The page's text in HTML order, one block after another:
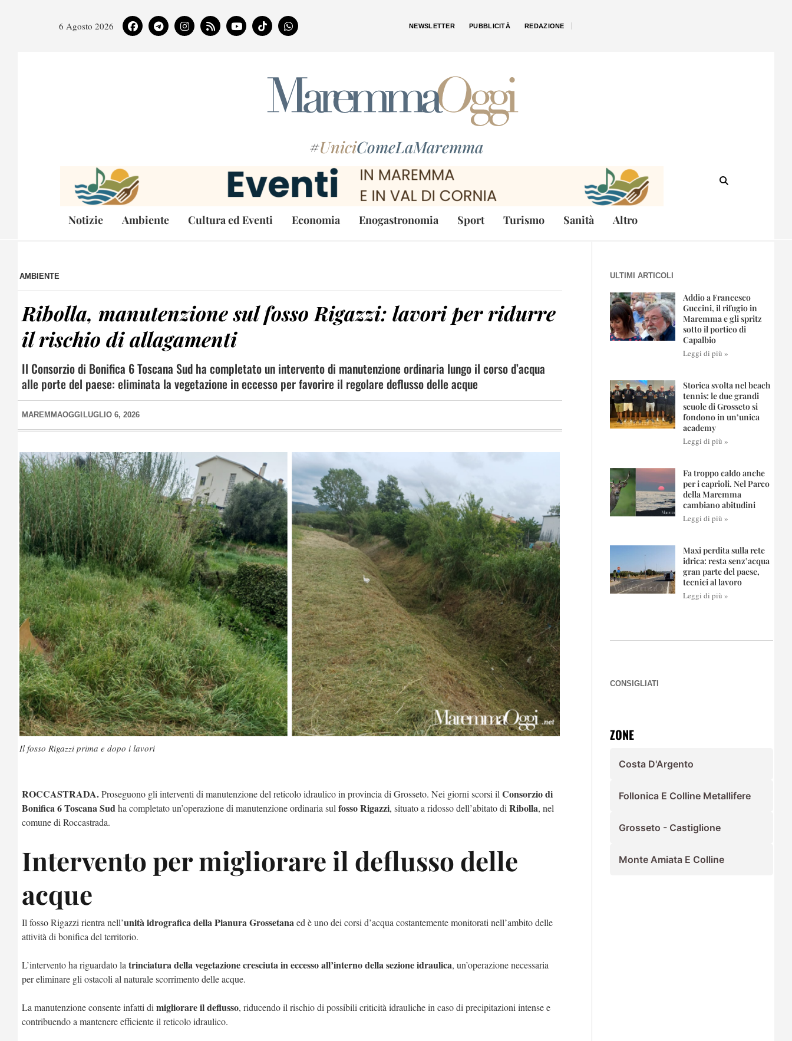
6 Agosto 2026 NEWSLETTER PUBBLICITÀ REDAZIONE
#UniciComeLaMaremma
Notizie Ambiente Cultura ed Eventi Economia Enogastronomia Sport Turismo Sanità Altro
AMBIENTE
Ribolla, manutenzione sul fosso Rigazzi: lavori per ridurre
il rischio di allagamenti
Il Consorzio di Bonifica 6 Toscana Sud ha completato un intervento di manutenzione ordinaria lungo il corso d’acqua
alle porte del paese: eliminata la vegetazione in eccesso per favorire il regolare deflusso delle acque
MAREMMAOGGI LUGLIO 6, 2026
Il fosso Rigazzi prima e dopo i lavori
ROCCASTRADA.Proseguono gli interventi di manutenzione del reticolo idraulico in provincia di Grosseto. Nei giorni scorsi il Consorzio di
Bonifica 6 Toscana Sudha completato un’operazione di manutenzione ordinaria sul fosso Rigazzi, situato a ridosso dell’abitato di Ribolla, nel
comune di Roccastrada.
Intervento per migliorare il deflusso delle
acque
Il fosso Rigazzi rientra nell’unità idrografica della Pianura Grossetanaed è uno dei corsi d’acqua costantemente monitorati nell’ambito delle
attività di bonifica del territorio.
L’intervento ha riguardato la trinciatura della vegetazione cresciuta in eccesso all’interno della sezione idraulica, un’operazione necessaria
per eliminare gli ostacoli al naturale scorrimento delle acque.
La manutenzione consente infatti di migliorare il deflusso, riducendo il rischio di possibili criticità idrauliche in caso di precipitazioni intense e
contribuendo a mantenere efficiente il reticolo idraulico.
ULTIMI ARTICOLI
Addio a Francesco
Guccini, il rifugio in
Maremma e gli spritz
sotto il portico di
Capalbio
Leggi di più »
Storica svolta nel beach
tennis: le due grandi
scuole di Grosseto si
fondono in un’unica
academy
Leggi di più »
Fa troppo caldo anche
per i caprioli. Nel Parco
della Maremma
cambiano abitudini
Leggi di più »
Maxi perdita sulla rete
idrica: resta senz’acqua
gran parte del paese,
tecnici al lavoro
Leggi di più »
CONSIGLIATI
ZONE
Costa D'Argento
Follonica E Colline Metallifere
Grosseto - Castiglione
Monte Amiata E Colline